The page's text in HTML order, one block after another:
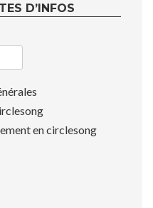
D’INFOS
en circlesong